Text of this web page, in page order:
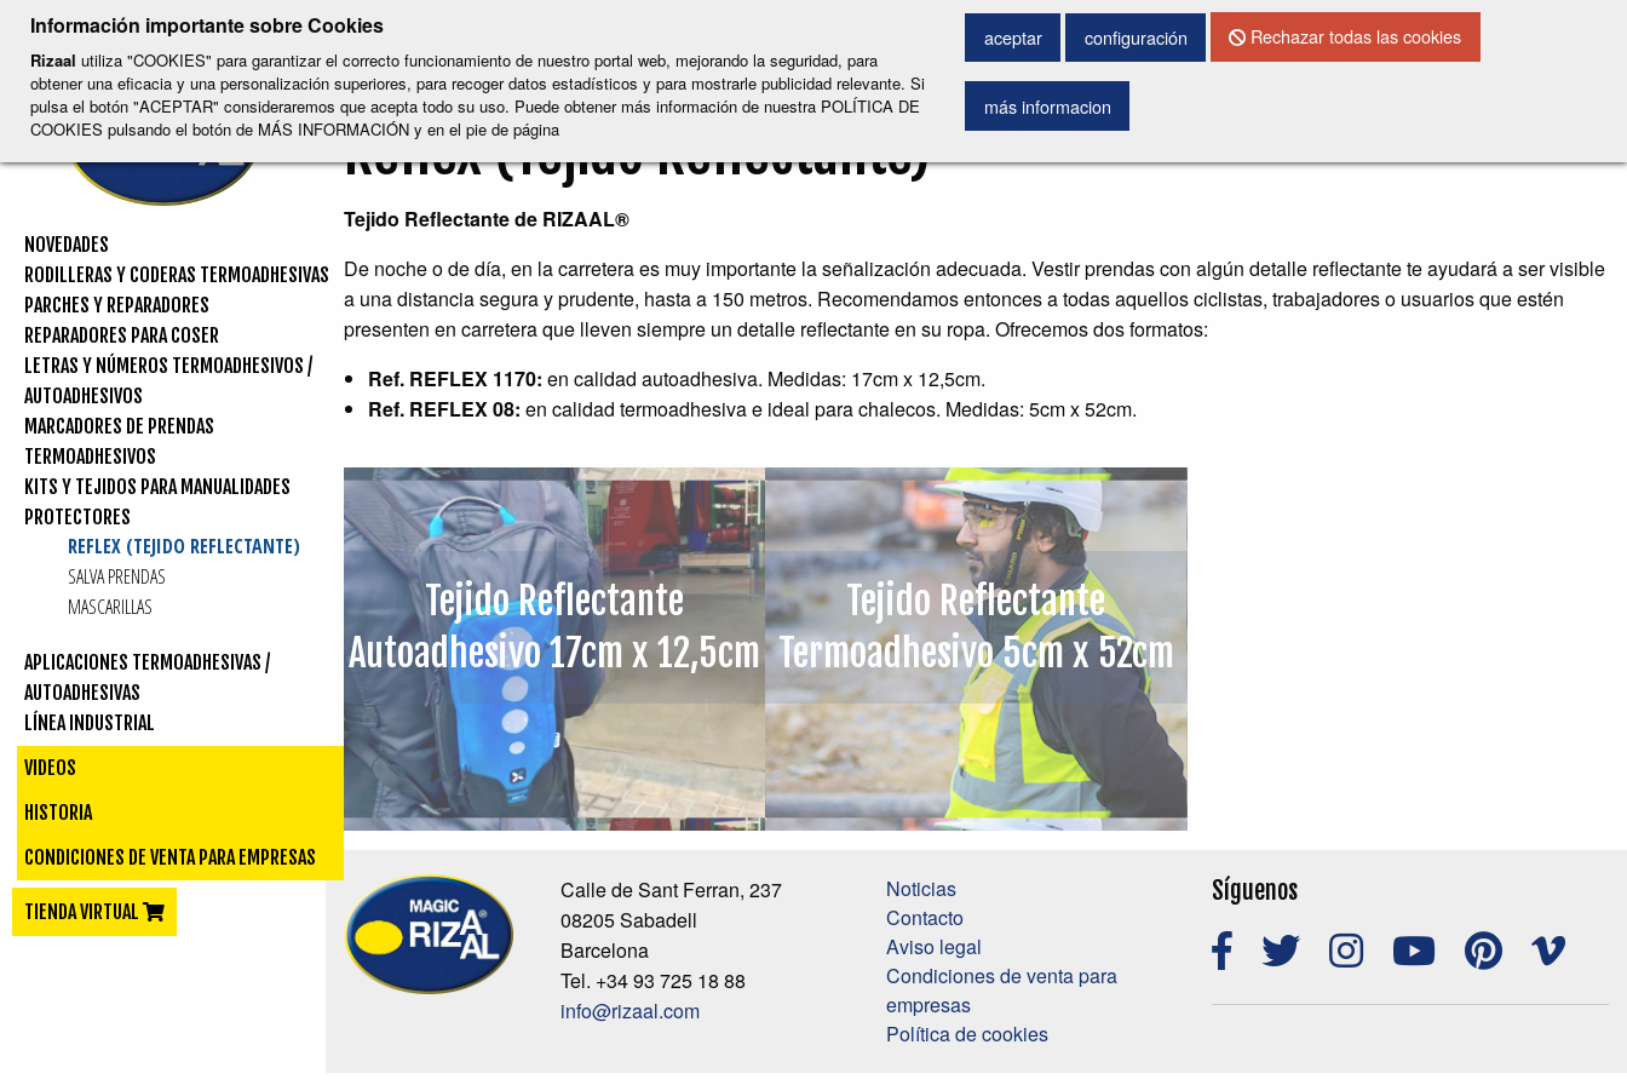
Información importante sobre Cookies
Rizaal utiliza "COOKIES" para garantizar el correcto funcionamiento de nuestro portal web, mejorando la seguridad, para
obtener una eficacia y una personalización superiores, para recoger datos estadísticos y para mostrarle publicidad relevante. Si
pulsa el botón "ACEPTAR" consideraremos que acepta todo su uso. Puede obtener más información de nuestra POLÍTICA DE
COOKIES pulsando el botón de MÁS INFORMACIÓN y en el pie de página
aceptar configuración Rechazar todas las cookies
más informacion
- ESP- ENG-CAT-FRA-DEU
NOVEDADES
RODILLERAS Y CODERAS TERMOADHESIVAS
PARCHES Y REPARADORES
REPARADORES PARA COSER
LETRAS Y NÚMEROS TERMOADHESIVOS /
AUTOADHESIVOS
MARCADORES DE PRENDAS
TERMOADHESIVOS
KITS Y TEJIDOS PARA MANUALIDADES
PROTECTORES
REFLEX (TEJIDO REFLECTANTE)
SALVA PRENDAS
MASCARILLAS
APLICACIONES TERMOADHESIVAS /
AUTOADHESIVAS
LÍNEA INDUSTRIAL
VIDEOS
HISTORIA
CONDICIONES DE VENTA PARA EMPRESAS
TIENDA VIRTUAL
Protectores
Reflex (Tejido Reflectante)
Tejido Reflectante de RIZAAL®
De noche o de día, en la carretera es muy importante la señalización adecuada. Vestir prendas con algún detalle reflectante te ayudará a ser visible
a una distancia segura y prudente, hasta a 150 metros. Recomendamos entonces a todas aquellos ciclistas, trabajadores o usuarios que estén
presenten en carretera que lleven siempre un detalle reflectante en su ropa. Ofrecemos dos formatos:
Ref. REFLEX 1170: en calidad autoadhesiva. Medidas: 17cm x 12,5cm.
Ref. REFLEX 08: en calidad termoadhesiva e ideal para chalecos. Medidas: 5cm x 52cm.
Tejido Reflectante
Autoadhesivo 17cm x 12,5cm
Tejido Reflectante
Termoadhesivo 5cm x 52cm
Calle de Sant Ferran, 237
08205 Sabadell
Barcelona
Tel. +34 93 725 18 88
info@rizaal.com
Noticias
Contacto
Aviso legal
Condiciones de venta para
empresas
Política de cookies
Síguenos